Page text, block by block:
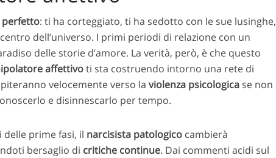
perfetto: ti ha corteggiato, ti ha sedotto con le sue lusinghe,
dell’universo. I primi periodi di relazione con un
delle storie d’amore. La verità, però, è che questo
affettivoti sta costruendo intorno una rete di
velocemente verso la violenza psicologicase non
e disinnescarlo per tempo.
prime fasi, il narcisista patologicocambierà
bersaglio di critiche continue. Dai commenti acidi sul